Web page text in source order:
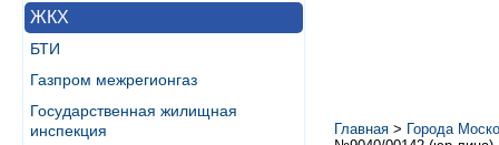
ЖКХ
БТИ
Газпром межрегионгаз
Государственная жилищная
инспекция
Главная > Города